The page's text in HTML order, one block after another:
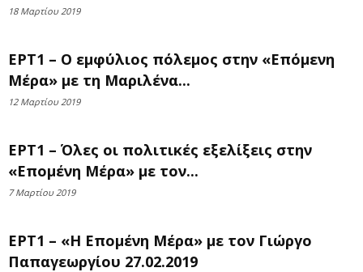
18 Μαρτίου 2019
ΕΡΤ1 – Ο εμφύλιος πόλεμος στην «Επόμενη
Μέρα» με τη Μαριλένα...
12 Μαρτίου 2019
ΕΡΤ1 – Όλες οι πολιτικές εξελίξεις στην
«Επομένη Μέρα» με τον...
7 Μαρτίου 2019
ΕΡΤ1 – «Η Επομένη Μέρα» με τον Γιώργο
Παπαγεωργίου 27.02.2019